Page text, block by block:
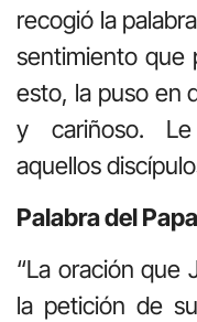
recogió la
sentimiento que
esto, la puso en
y cariñoso.
aquellos
Palabra del Papa
“La oración que
la petición de